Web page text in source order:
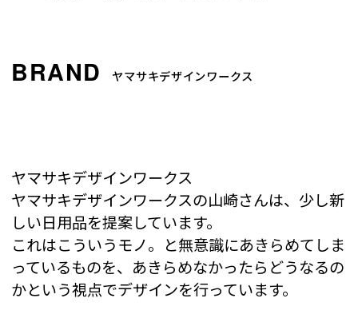
ヤマサキデザインワークス
ヤマサキデザインワークス
ヤマサキデザインワークスの山崎さんは、少し新
しい日用品を提案しています。
これはこういうモノ。と無意識にあきらめてしま
っているものを、あきらめなかったらどうなるの
かという視点でデザインを行っています。